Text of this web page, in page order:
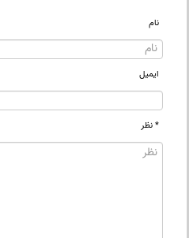
نام
ایمیل
* نظر